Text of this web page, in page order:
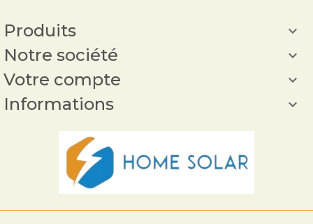
Produits 
Notre société 
Votre compte 
Informations 